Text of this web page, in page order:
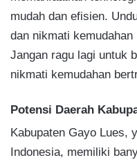
mudah dan efisien.
dan nikmati
Jangan ragu lagi untuk
nikmati kemudahan
Potensi Daerah
Kabupaten Gayo Lues,
Indonesia, memiliki